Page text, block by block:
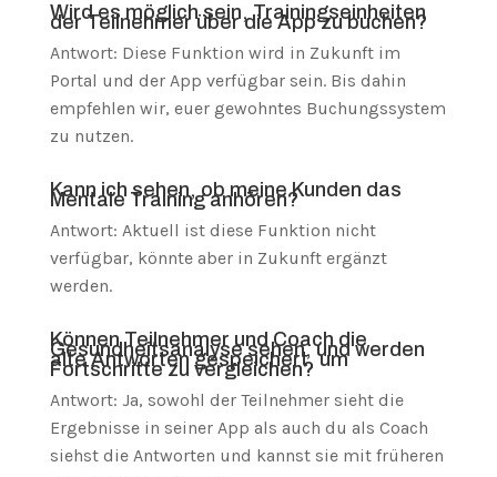
Wird es möglich sein, Trainingseinheiten
der Teilnehmer über die App zu buchen?
Antwort: Diese Funktion wird in Zukunft im
Portal und der App verfügbar sein. Bis dahin
empfehlen wir, euer gewohntes Buchungssystem
zu nutzen.
Kann ich sehen, ob meine Kunden das
Mentale Training anhören?
Antwort: Aktuell ist diese Funktion nicht
verfügbar, könnte aber in Zukunft ergänzt
werden.
Können Teilnehmer und Coach die
Gesundheitsanalyse sehen, und werden
alte Antworten gespeichert, um
Fortschritte zu vergleichen?
Antwort: Ja, sowohl der Teilnehmer sieht die
Ergebnisse in seiner App als auch du als Coach
siehst die Antworten und kannst sie mit früheren